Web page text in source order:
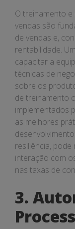
O treinamento
vendas são
de vendas e,
rentabilidade.
capacitar a
técnicas de
sobre os
de treinamento
implementados
as melhores
resiliência,
interação com
nas taxas de
3.